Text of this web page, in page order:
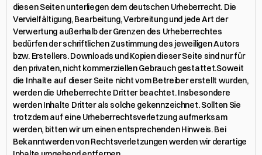
diesen Seiten unterliegen dem deutschen Urheberrecht. Die
Vervielfältigung, Bearbeitung, Verbreitung und jede Art der
Verwertung außerhalb der Grenzen des Urheberrechtes
bedürfen der schriftlichen Zustimmung des jeweiligen Autors
bzw. Erstellers. Downloads und Kopien dieser Seite sind nur für
den privaten, nicht kommerziellen Gebrauch gestattet.Soweit
die Inhalte auf dieser Seite nicht vom Betreiber erstellt wurden,
werden die Urheberrechte Dritter beachtet. Insbesondere
werden Inhalte Dritter als solche gekennzeichnet. Sollten Sie
trotzdem auf eine Urheberrechtsverletzung aufmerksam
werden, bitten wir um einen entsprechenden Hinweis. Bei
Bekanntwerden von Rechtsverletzungen werden wir derartige